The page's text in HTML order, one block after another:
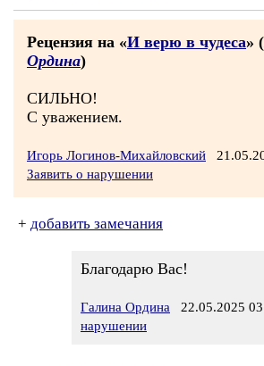
Рецензия на «И верю в чудеса» (
Ордина)
СИЛЬНО!
С уважением.
Игорь Логинов-Михайловский
Заявить о нарушении
+ добавить замечания
Благодарю Вас!
Галина Ордина 22.05.2025
нарушении